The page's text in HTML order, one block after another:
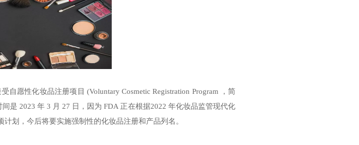
自愿性化妆品注册项目 (Voluntary Cosmetic Registration Program ，简
是 2023 年 3 月 27 日，因为 FDA 正在根据2022 年化妆品监管现代化
计划，今后将要实施强制性的化妆品注册和产品列名。